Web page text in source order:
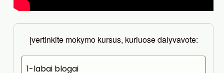
Įvertinkite mokymo kursus, kuriuose dalyvavote:
1-labai blogai